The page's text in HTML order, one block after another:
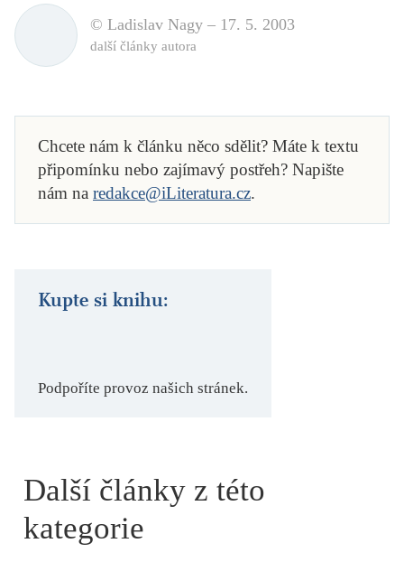
© Ladislav Nagy – 17. 5. 2003
další články autora
Chcete nám k článku něco sdělit? Máte k textu
připomínku nebo zajímavý postřeh? Napište
nám na redakce@iLiteratura.cz.
Kupte si knihu:
Podpoříte provoz našich stránek.
Další články z této
kategorie